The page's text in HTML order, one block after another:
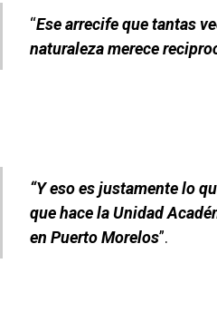
“Ese arrecife que tantas
naturaleza merece
“Y eso es justamente lo
que hace la Unidad
en Puerto Morelos”.